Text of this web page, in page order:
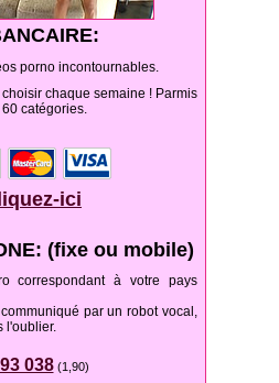
porno incontournables.
chaque semaine ! Parmis
catégories.
ici
(fixe ou mobile)
correspondant à votre pays
par un robot vocal,
l'oublier.
038(1,90)